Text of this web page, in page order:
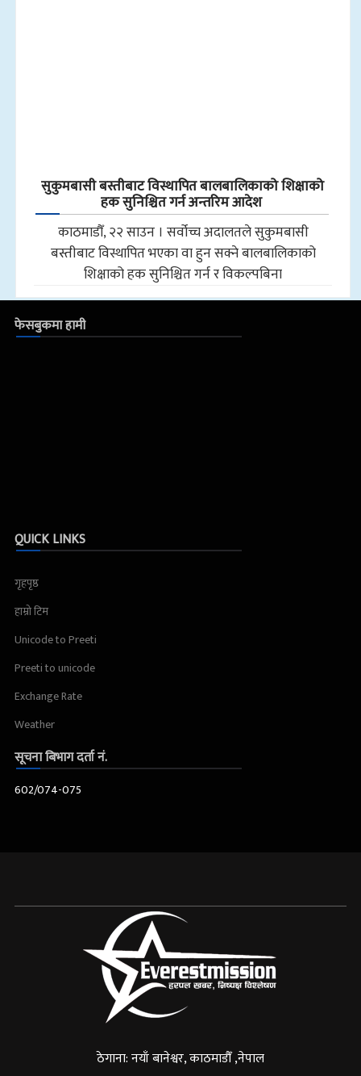
सुकुमबासी बस्तीबाट विस्थापित बालबालिकाको शिक्षाको
हक सुनिश्चित गर्न अन्तरिम आदेश
काठमाडौँ, २२ साउन । सर्वोच्च अदालतले सुकुमबासी
बस्तीबाट विस्थापित भएका वा हुन सक्ने बालबालिकाको
शिक्षाको हक सुनिश्चित गर्न र विकल्पबिना
फेसबुकमा हामी
QUICK LINKS
गृहपृष्ठ
हाम्रो टिम
Unicode to Preeti
Preeti to unicode
Exchange Rate
Weather
सूचना बिभाग दर्ता नं.
602/074-075
ठेगाना: नयाँ बानेश्वर, काठमाडौँ ,नेपाल